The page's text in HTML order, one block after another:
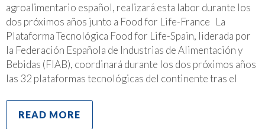
agroalimentario español, realizará esta labor durante los
dos próximos años junto a Food for Life-France La
Plataforma Tecnológica Food for Life-Spain, liderada por
la Federación Española de Industrias de Alimentación y
Bebidas (FIAB), coordinará durante los dos próximos años
las 32 plataformas tecnológicas del continente tras el
READ MORE